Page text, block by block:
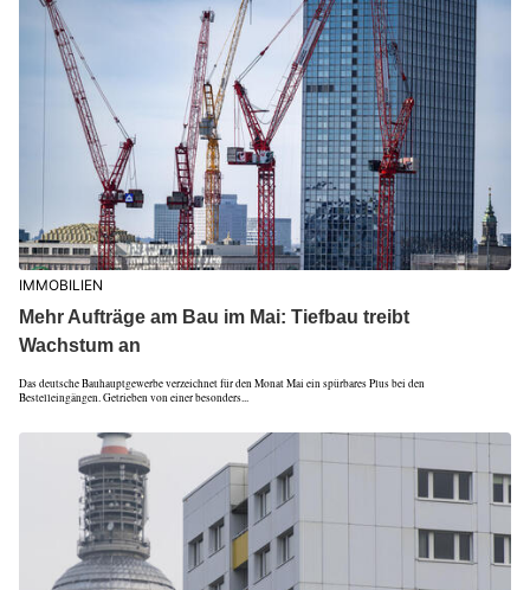
IMMOBILIEN
Mehr Aufträge am Bau im Mai: Tiefbau treibt
Wachstum an
Das deutsche Bauhauptgewerbe verzeichnet für den Monat Mai ein spürbares Plus bei den
Bestelleingängen. Getrieben von einer besonders...